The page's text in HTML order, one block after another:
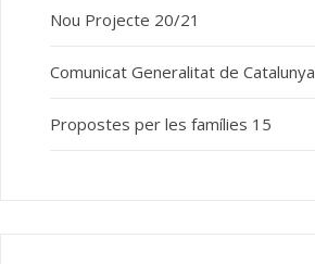
Nou Projecte 20/21
Comunicat Generalitat de Catalunya
Propostes per les famílies 15